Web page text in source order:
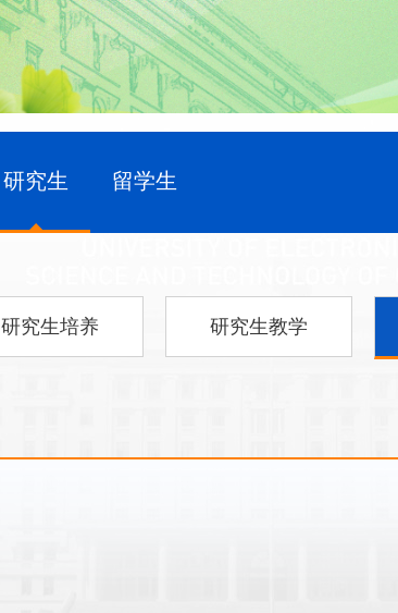
研究生 留学生
研究生培养 研究生教学